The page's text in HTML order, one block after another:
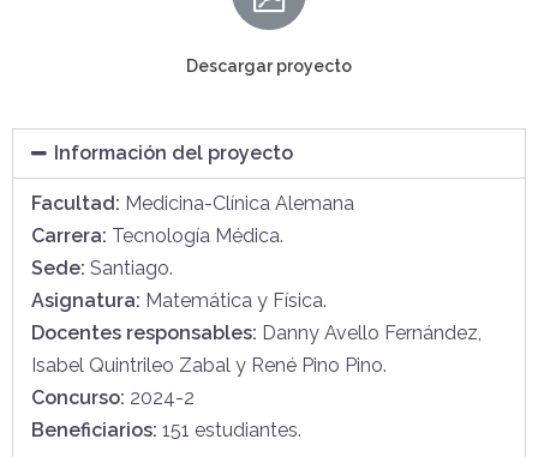
Descargar proyecto
Información del proyecto
Facultad: Medicina-Clínica Alemana
Carrera: Tecnología Médica.
Sede: Santiago.
Asignatura: Matemática y Física.
Docentes responsables: Danny Avello Fernández,
Isabel Quintrileo Zabal y René Pino Pino.
Concurso: 2024-2
Beneficiarios: 151 estudiantes.